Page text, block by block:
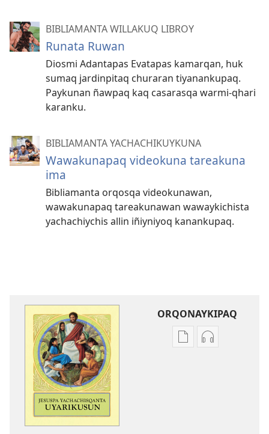
BIBLIAMANTA WILLAKUQ LIBROY
Runata Ruwan
Diosmi Adantapas Evatapas kamarqan, huk
sumaq jardinpitaq churaran tiyanankupaq.
Paykunan ñawpaq kaq casarasqa warmi-qhari
karanku.
BIBLIAMANTA YACHACHIKUYKUNA
Wawakunapaq videokuna tareakuna
ima
Bibliamanta orqosqa videokunawan,
wawakunapaq tareakunawan wawaykichista
yachachiychis allin iñiyniyoq kanankupaq.
ORQONAYKIPAQ
Kaypi Kaypin